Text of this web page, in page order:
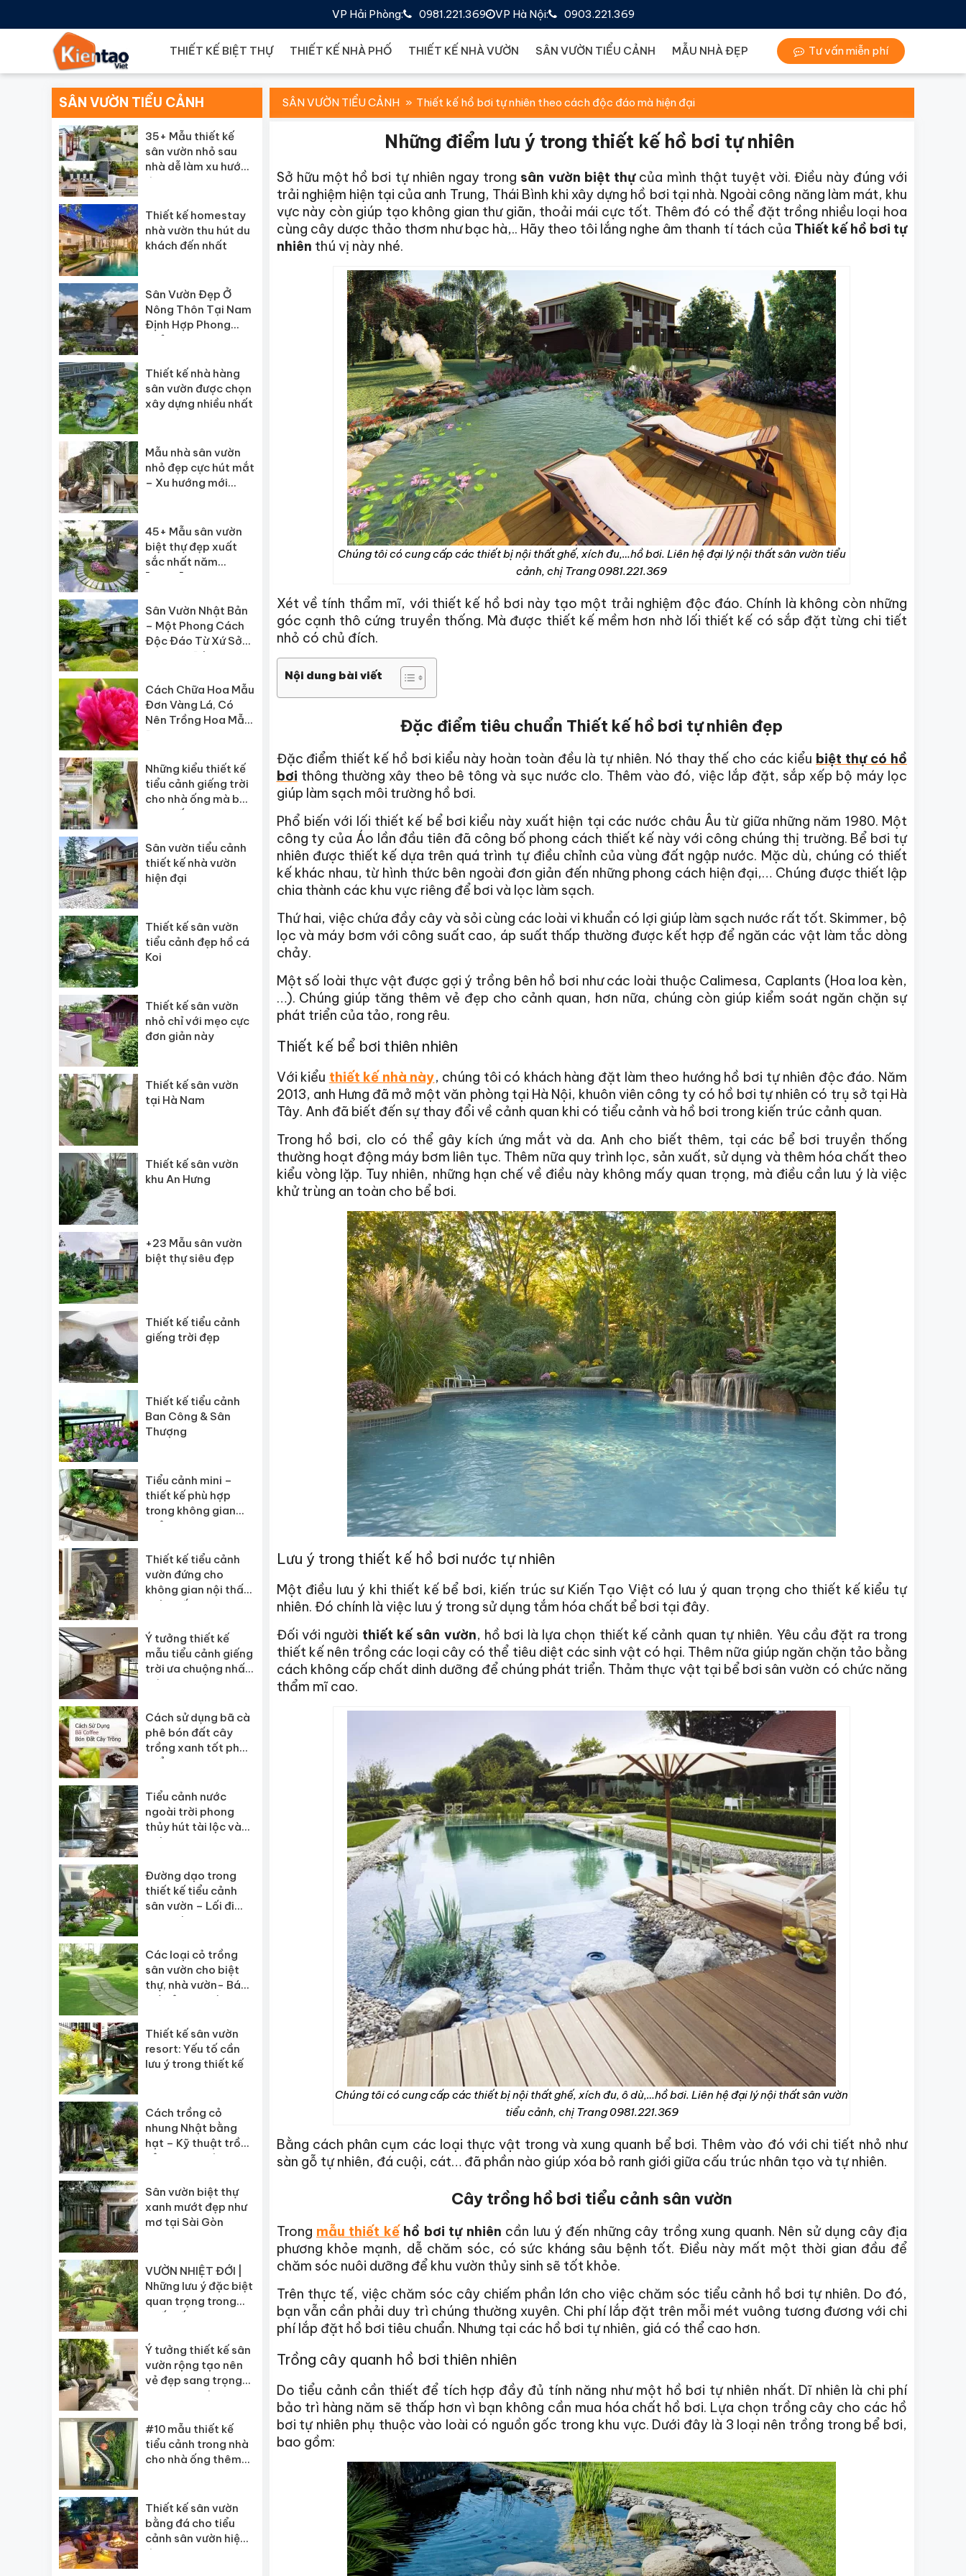
VP Hà Nội: 0903.221.369
VP Hải Phòng: 0981.221.369
THIẾT KẾ BIỆT THỰ THIẾT KẾ NHÀ PHỐ THIẾT KẾ NHÀ VƯỜN SÂN VƯỜN TIỂU CẢNH MẪU NHÀ ĐẸP Tư vấn miễn phí
SÂN VƯỜN TIỂU CẢNH Thiết kế hồ bơi tự nhiên theo cách độc đáo mà hiện đại
Những điểm lưu ý trong thiết kế hồ bơi tự nhiên
Sở hữu một hồ bơi tự nhiên ngay trong sân vườn biệt thựcủa mình thật tuyệt vời. Điều này đúng với
trải nghiệm hiện tại của anh Trung, Thái Bình khi xây dựng hồ bơi tại nhà. Ngoài công năng làm mát, khu
vực này còn giúp tạo không gian thư giãn, thoải mái cực tốt. Thêm đó có thể đặt trồng nhiều loại hoa
cùng cây dược thảo thơm như bạc hà,.. Hãy theo tôi lắng nghe âm thanh tí tách của Thiết kế hồ bơi tự
nhiên thú vị này nhé.
Chúng tôi có cung cấp các thiết bị nội thất ghế, xích đu,…hồ bơi. Liên hệ đại lý nội thất sân vườn tiểu
cảnh, chị Trang 0981.221.369
Xét về tính thẩm mĩ, với thiết kế hồ bơi này tạo một trải nghiệm độc đáo. Chính là không còn những
góc cạnh thô cứng truyền thống. Mà được thiết kế mềm hơn nhờ lối thiết kế có sắp đặt từng chi tiết
nhỏ có chủ đích.
Nội dung bài viết
Đặc điểm tiêu chuẩn Thiết kế hồ bơi tự nhiên đẹp
Đặc điểm thiết kế hồ bơi kiểu này hoàn toàn đều là tự nhiên. Nó thay thế cho các kiểu biệt thự có hồ
bơi thông thường xây theo bê tông và sục nước clo. Thêm vào đó, việc lắp đặt, sắp xếp bộ máy lọc
giúp làm sạch môi trường hồ bơi.
Phổ biến với lối thiết kế bể bơi kiểu này xuất hiện tại các nước châu Âu từ giữa những năm 1980. Một
công ty của Áo lần đầu tiên đã công bố phong cách thiết kế này với công chúng thị trường. Bể bơi tự
nhiên được thiết kế dựa trên quá trình tự điều chỉnh của vùng đất ngập nước. Mặc dù, chúng có thiết
kế khác nhau, từ hình thức bên ngoài đơn giản đến những phong cách hiện đại,… Chúng được thiết lập
chia thành các khu vực riêng để bơi và lọc làm sạch.
Thứ hai, việc chứa đầy cây và sỏi cùng các loài vi khuẩn có lợi giúp làm sạch nước rất tốt. Skimmer, bộ
lọc và máy bơm với công suất cao, áp suất thấp thường được kết hợp để ngăn các vật làm tắc dòng
chảy.
Một số loài thực vật được gợi ý trồng bên hồ bơi như các loài thuộc Calimesa, Caplants (Hoa loa kèn,
…). Chúng giúp tăng thêm vẻ đẹp cho cảnh quan, hơn nữa, chúng còn giúp kiểm soát ngăn chặn sự
phát triển của tảo, rong rêu.
Thiết kế bể bơi thiên nhiên
Với kiểu thiết kế nhà này, chúng tôi có khách hàng đặt làm theo hướng hồ bơi tự nhiên độc đáo. Năm
2013, anh Hưng đã mở một văn phòng tại Hà Nội, khuôn viên công ty có hồ bơi tự nhiên có trụ sở tại Hà
Tây. Anh đã biết đến sự thay đổi về cảnh quan khi có tiểu cảnh và hồ bơi trong kiến trúc cảnh quan.
Trong hồ bơi, clo có thể gây kích ứng mắt và da. Anh cho biết thêm, tại các bể bơi truyền thống
thường hoạt động máy bơm liên tục. Thêm nữa quy trình lọc, sản xuất, sử dụng và thêm hóa chất theo
kiểu vòng lặp. Tuy nhiên, những hạn chế về điều này không mấy quan trọng, mà điều cần lưu ý là việc
khử trùng an toàn cho bể bơi.
Lưu ý trong thiết kế hồ bơi nước tự nhiên
Một điều lưu ý khi thiết kế bể bơi, kiến trúc sư Kiến Tạo Việt có lưu ý quan trọng cho thiết kế kiểu tự
nhiên. Đó chính là việc lưu ý trong sử dụng tắm hóa chất bể bơi tại đây.
Đối với người thiết kế sân vườn, hồ bơi là lựa chọn thiết kế cảnh quan tự nhiên. Yêu cầu đặt ra trong
thiết kế nên trồng các loại cây có thể tiêu diệt các sinh vật có hại. Thêm nữa giúp ngăn chặn tảo bằng
cách không cấp chất dinh dưỡng để chúng phát triển. Thảm thực vật tại bể bơi sân vườn có chức năng
thẩm mĩ cao.
Chúng tôi có cung cấp các thiết bị nội thất ghế, xích đu, ô dù,…hồ bơi. Liên hệ đại lý nội thất sân vườn
tiểu cảnh, chị Trang 0981.221.369
Bằng cách phân cụm các loại thực vật trong và xung quanh bể bơi. Thêm vào đó với chi tiết nhỏ như
sàn gỗ tự nhiên, đá cuội, cát… đã phần nào giúp xóa bỏ ranh giới giữa cấu trúc nhân tạo và tự nhiên.
Cây trồng hồ bơi tiểu cảnh sân vườn
Trong mẫu thiết kếhồ bơi tự nhiên cần lưu ý đến những cây trồng xung quanh. Nên sử dụng cây địa
phương khỏe mạnh, dễ chăm sóc, có sức kháng sâu bệnh tốt. Điều này mất một thời gian đầu để
chăm sóc nuôi dưỡng để khu vườn thủy sinh sẽ tốt khỏe.
Trên thực tế, việc chăm sóc cây chiếm phần lớn cho việc chăm sóc tiểu cảnh hồ bơi tự nhiên. Do đó,
bạn vẫn cần phải duy trì chúng thường xuyên. Chi phí lắp đặt trên mỗi mét vuông tương đương với chi
phí lắp đặt hồ bơi tiêu chuẩn. Nhưng tại các hồ bơi tự nhiên, giá có thể cao hơn.
Trồng cây quanh hồ bơi thiên nhiên
Do tiểu cảnh cần thiết để tích hợp đầy đủ tính năng như một hồ bơi tự nhiên nhất. Dĩ nhiên là chi phí
bảo trì hàng năm sẽ thấp hơn vì bạn không cần mua hóa chất hồ bơi. Lựa chọn trồng cây cho các hồ
bơi tự nhiên phụ thuộc vào loài có nguồn gốc trong khu vực. Dưới đây là 3 loại nên trồng trong bể bơi,
bao gồm:
SÂN VƯỜN TIỂU CẢNH
35+ Mẫu thiết kế
sân vườn nhỏ sau
nhà dễ làm xu hướng
đẹp
Thiết kế homestay
nhà vườn thu hút du
khách đến nhất
Sân Vườn Đẹp Ở
Nông Thôn Tại Nam
Định Hợp Phong
Thủy
Thiết kế nhà hàng
sân vườn được chọn
xây dựng nhiều nhất
Mẫu nhà sân vườn
nhỏ đẹp cực hút mắt
– Xu hướng mới
45+ Mẫu sân vườn
biệt thự đẹp xuất
sắc nhất năm
[2025]
Sân Vườn Nhật Bản
– Một Phong Cách
Độc Đáo Từ Xứ Sở
Hoa Anh Đào
Cách Chữa Hoa Mẫu
Đơn Vàng Lá, Có
Nên Trồng Hoa Mẫu
Những kiểu thiết kế
tiểu cảnh giếng trời
cho nhà ống mà bạn
nên biết !
Sân vườn tiểu cảnh
thiết kế nhà vườn
hiện đại
Thiết kế sân vườn
tiểu cảnh đẹp hồ cá
Koi
Thiết kế sân vườn
nhỏ chỉ với mẹo cực
đơn giản này
Thiết kế sân vườn
tại Hà Nam
Thiết kế sân vườn
khu An Hưng
+23 Mẫu sân vườn
biệt thự siêu đẹp
Thiết kế tiểu cảnh
giếng trời đẹp
Thiết kế tiểu cảnh
Ban Công & Sân
Thượng
Tiểu cảnh mini –
thiết kế phù hợp
trong không gian
nhỏ
Thiết kế tiểu cảnh
vườn đứng cho
không gian nội thất
nhà phố
Ý tưởng thiết kế
mẫu tiểu cảnh giếng
trời ưa chuộng nhất
hiện nay
Cách sử dụng bã cà
phê bón đất cây
trồng xanh tốt phát
triển mạnh
Tiểu cảnh nước
ngoài trời phong
thủy hút tài lộc vào
nhà
Đường dạo trong
thiết kế tiểu cảnh
sân vườn – Lối đi
sân vườn
Các loại cỏ trồng
sân vườn cho biệt
thự, nhà vườn- Báo
giá cỏ sân vườn
Thiết kế sân vườn
resort: Yếu tố cần
lưu ý trong thiết kế
Cách trồng cỏ
nhung Nhật bằng
hạt – Kỹ thuật trồng
cỏ nhung Nhật
Sân vườn biệt thự
xanh mướt đẹp như
mơ tại Sài Gòn
VƯỜN NHIỆT ĐỚI |
Những lưu ý đặc biệt
quan trọng trong
thiết kế
Ý tưởng thiết kế sân
vườn rộng tạo nên
vẻ đẹp sang trọng
cho ngôi nhà
#10 mẫu thiết kế
tiểu cảnh trong nhà
cho nhà ống thêm
Thiết kế sân vườn
bằng đá cho tiểu
cảnh sân vườn hiện
đại